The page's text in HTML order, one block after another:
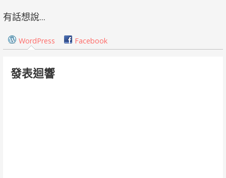
導
覽
有話想說...
WordPress Facebook
發表迴響